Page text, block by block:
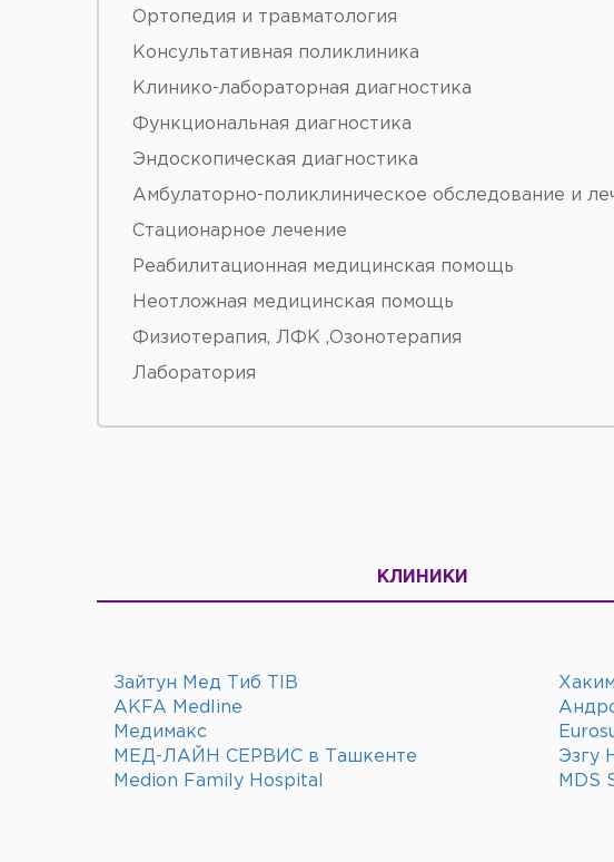
Ортопедия и травматология
Консультативная поликлиника
Клинико-лабораторная диагностика
Функциональная диагностика
Эндоскопическая диагностика
Амбулаторно-поликлиническое обследование и
Стационарное лечение
Реабилитационная медицинская помощь
Неотложная медицинская помощь
Физиотерапия, ЛФК ,Озонотерапия
Лаборатория
КЛИНИКИ
Зайтун Мед Тиб TIB
AKFA Medline
Медимакс
МЕД-ЛАЙН СЕРВИС в Ташкенте
Эзгу
Medion Family Hospital
MDS